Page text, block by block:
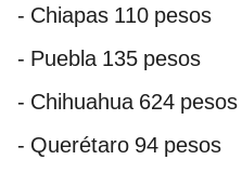
- Chiapas 110 pesos
- Puebla 135 pesos
- Chihuahua 624 pesos
- Querétaro 94 pesos